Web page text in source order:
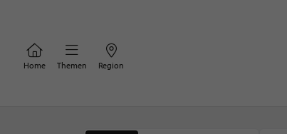
Home Themen Region